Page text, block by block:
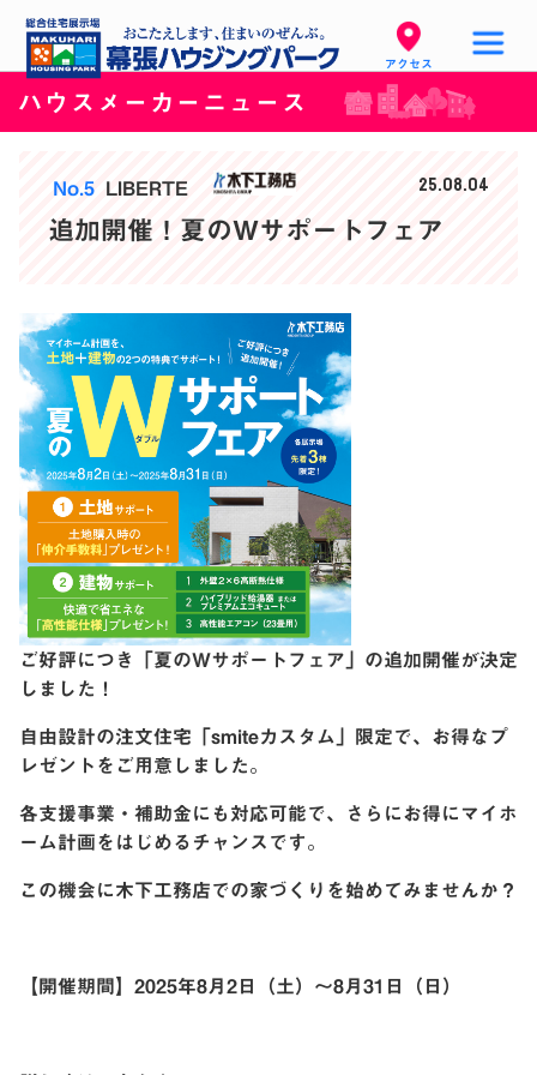
アクセス
ハウスメーカーニュース
No.5 LIBERTE 25.08.04
追加開催！夏のWサポートフェア
ご好評につき「夏のWサポートフェア」の追加開催が決定
しました！
自由設計の注文住宅「smiteカスタム」限定で、お得なプ
レゼントをご用意しました。
各支援事業・補助金にも対応可能で、さらにお得にマイホ
ーム計画をはじめるチャンスです。
この機会に木下工務店での家づくりを始めてみませんか？
【開催期間】2025年8月2日（土）～8月31日（日）